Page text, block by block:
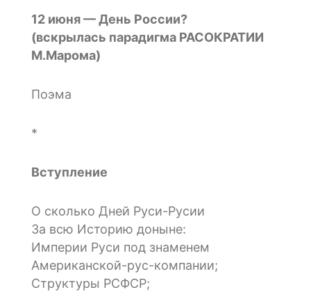
12 июня — День России?
(вскрылась парадигма РАСОКРАТИИ
М.Марома)
Поэма
*
Вступление
О сколько Дней Руси-Русии
За всю Историю доныне:
Империи Руси под знаменем
Американской-рус-компании;
Структуры РСФСР;